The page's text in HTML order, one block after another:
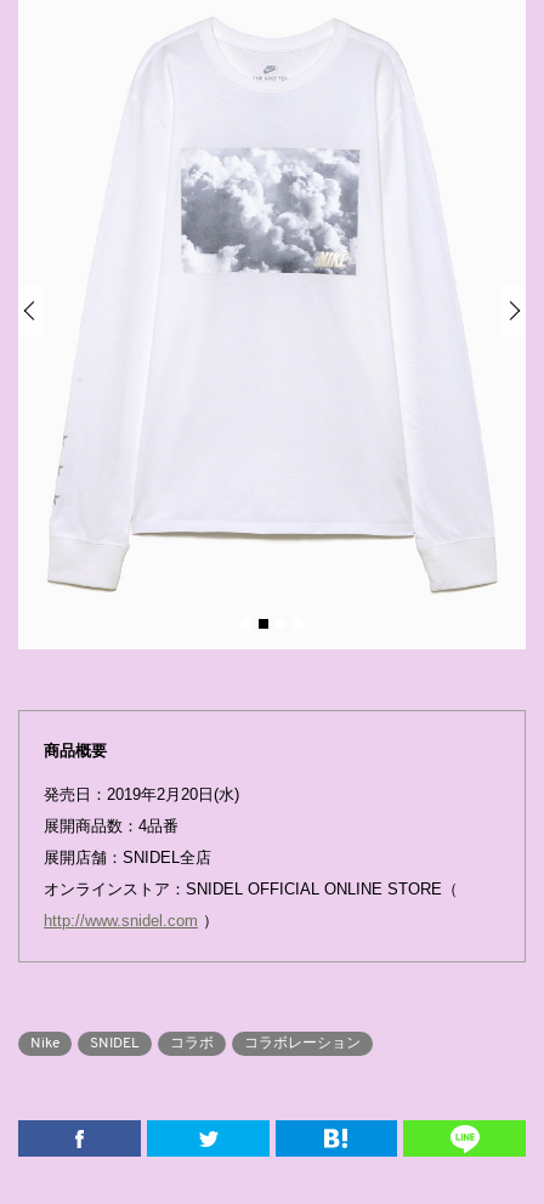
商品概要
発売日：2019年2月20日(水)
展開商品数：4品番
展開店舗：SNIDEL全店
オンラインストア：SNIDEL OFFICIAL ONLINE STORE（
http://www.snidel.com ）
Nike SNIDEL コラボ コラボレーション